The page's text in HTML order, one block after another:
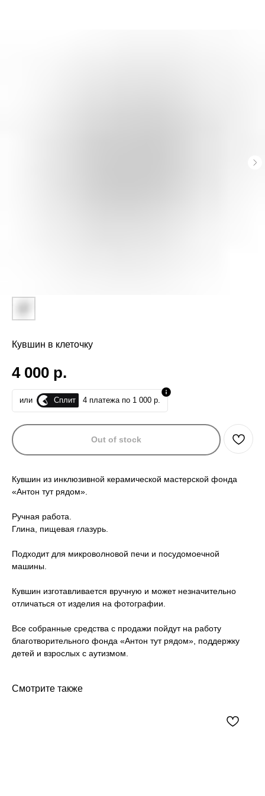
Кувшин в клеточку
4 000 р.
или Сплит 4 платежа по 1 000 р.
Out of stock
Кувшин из инклюзивной керамической мастерской фонда
«Антон тут рядом».
Ручная работа.
Глина, пищевая глазурь.
Подходит для микроволновой печи и посудомоечной
машины.
Кувшин изготавливается вручную и может незначительно
отличаться от изделия на фотографии.
Все собранные средства с продажи пойдут на работу
благотворительного фонда «Антон тут рядом», поддержку
детей и взрослых с аутизмом.
Смотрите также